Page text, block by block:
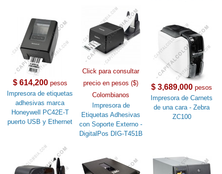
$ 614,200pesos
Impresora de etiquetas
adhesivas marca
Honeywell PC42E-T
puerto USB y Ethernet
Click para consultar
precio en pesos ($)
Colombianos
Impresora de
Etiquetas Adhesivas
con Soporte Externo -
DigitalPos DIG-T451B
$ 3,689,000 pesos
Impresora de Carnets
de una cara - Zebra
ZC100